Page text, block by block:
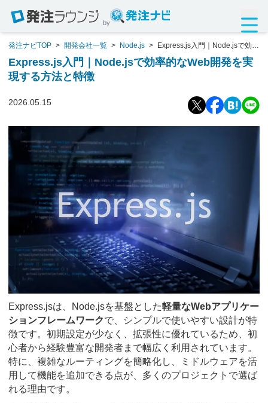
by
発注ナビTOP > 開発会社一覧 > Node.js >
Express.js入門｜Node.jsで効率
的なWeb開発を実現する方法と特徴
Express.js入門｜Node.jsで効率的なWeb開発を実
現する方法と特徴
2026.05.15
Express.jsは、Node.jsを基盤とした軽量なWebアプリケー
ションフレームワークで、シンプルで使いやすい設計が特
徴です。初期設定が少なく、拡張性に優れているため、初
心者から経験豊富な開発者まで幅広く利用されています。
特に、複雑なルーティングを簡略化し、ミドルウェアを活
用して機能を追加できる点が、多くのプロジェクトで選ば
れる理由です。